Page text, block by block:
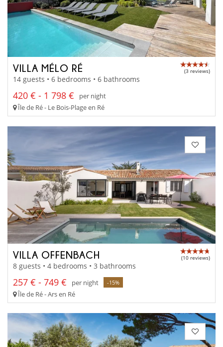
VILLA MÉLO RÉ (3 reviews)
14 guests • 6 bedrooms • 6 bathrooms
420 € - 1 798 €
per night
Île de Ré - Le Bois-Plage en Ré
VILLA OFFENBACH (10 reviews)
8 guests • 4 bedrooms • 3 bathrooms
257 € - 749 € per night -15%
Île de Ré - Ars en Ré